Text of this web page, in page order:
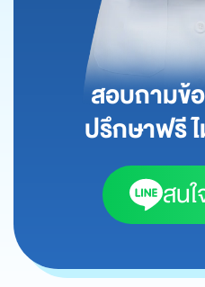
สอบถามข้
ปรึกษาฟรี
สน